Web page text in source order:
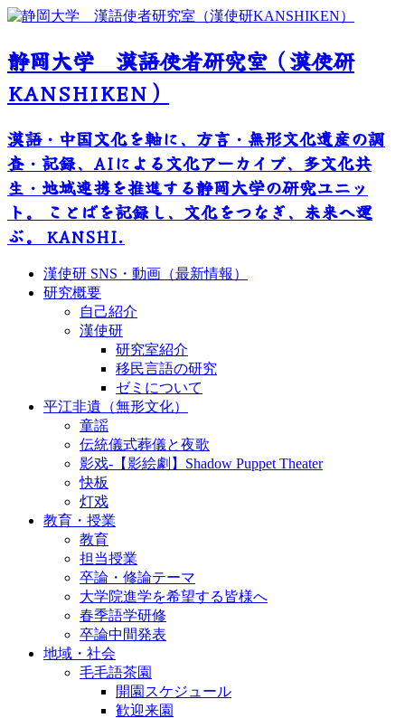
静岡大学 漢語使者研究室（漢使研
KANSHIKEN）
漢語・中国文化を軸に、方言・無形文化遺産の調
査・記録、AIによる文化アーカイブ、多文化共
生・地域連携を推進する静岡大学の研究ユニッ
ト。 ことばを記録し、文化をつなぎ、未来へ運
ぶ。 KANSHI.
漢使研 SNS・動画（最新情報）
研究概要
自己紹介
漢使研
研究室紹介
移民言語の研究
ゼミについて
平江非遺（無形文化）
童謡
伝統儀式葬儀と夜歌
影戏-【影絵劇】Shadow Puppet Theater
快板
灯戏
教育・授業
教育
担当授業
卒論・修論テーマ
大学院進学を希望する皆様へ
春季語学研修
卒論中間発表
地域・社会
毛毛語茶園
開園スケジュール
歓迎来園